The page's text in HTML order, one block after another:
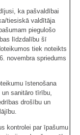
ka pašvaldībai
tiesiskā valdītāja
piegulošo
līdzdalību šī
tiek noteikts
novembra spriedums
īstenošana
un sanitāro tīrību,
drošību un
kontrolei par īpašumu